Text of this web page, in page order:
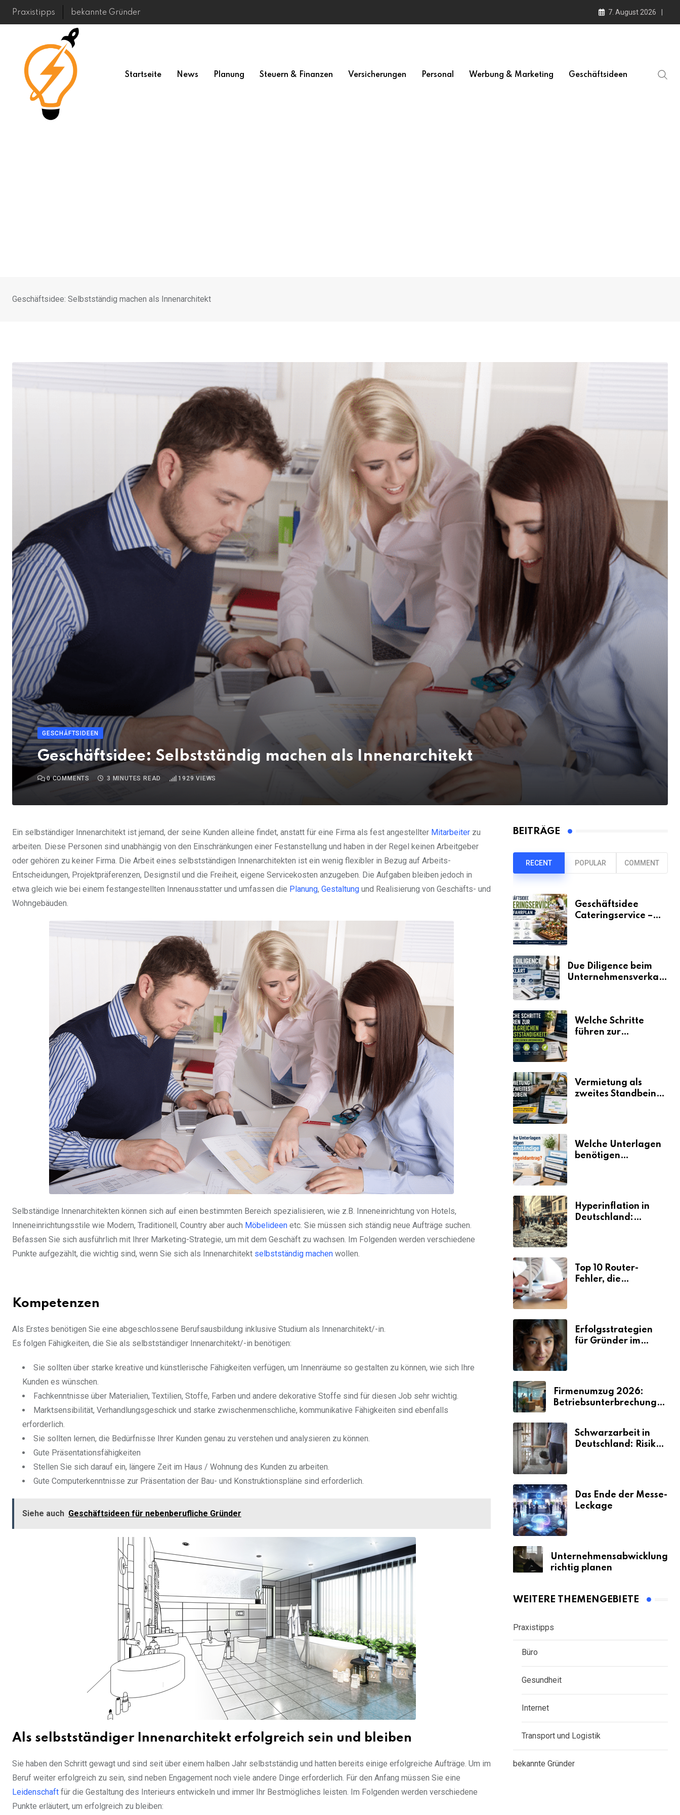
Skip
Praxistipps bekannte Gründer 7. August 2026
Startseite News Planung Steuern & Finanzen Versicherungen Personal Werbung & Marketing Geschäftsideen
Geschäftsidee: Selbstständig machen als Innenarchitekt
GESCHÄFTSIDEEN
Geschäftsidee: Selbstständig machen als Innenarchitekt
0COMMENTS 3 MINUTES READ 1929 VIEWS
Ein selbständiger Innenarchitekt ist jemand, der seine Kunden alleine findet, anstatt für eine Firma als fest angestellter Mitarbeiter zu
arbeiten. Diese Personen sind unabhängig von den Einschränkungen einer Festanstellung und haben in der Regel keinen Arbeitgeber
oder gehören zu keiner Firma. Die Arbeit eines selbstständigen Innenarchitekten ist ein wenig flexibler in Bezug auf Arbeits-
Entscheidungen, Projektpräferenzen, Designstil und die Freiheit, eigene Servicekosten anzugeben. Die Aufgaben bleiben jedoch in
etwa gleich wie bei einem festangestellten Innenausstatter und umfassen die Planung, Gestaltung und Realisierung von Geschäfts- und
Wohngebäuden.
Selbständige Innenarchitekten können sich auf einen bestimmten Bereich spezialisieren, wie z.B. Inneneinrichtung von Hotels,
Inneneinrichtungsstile wie Modern, Traditionell, Country aber auch Möbelideen etc. Sie müssen sich ständig neue Aufträge suchen.
Befassen Sie sich ausführlich mit Ihrer Marketing-Strategie, um mit dem Geschäft zu wachsen. Im Folgenden werden verschiedene
Punkte aufgezählt, die wichtig sind, wenn Sie sich als Innenarchitekt selbstständig machen wollen.
Kompetenzen
Als Erstes benötigen Sie eine abgeschlossene Berufsausbildung inklusive Studium als Innenarchitekt/-in.
Es folgen Fähigkeiten, die Sie als selbstständiger Innenarchitekt/-in benötigen:
Sie sollten über starke kreative und künstlerische Fähigkeiten verfügen, um Innenräume so gestalten zu können, wie sich Ihre
Kunden es wünschen.
Fachkenntnisse über Materialien, Textilien, Stoffe, Farben und andere dekorative Stoffe sind für diesen Job sehr wichtig.
Marktsensibilität, Verhandlungsgeschick und starke zwischenmenschliche, kommunikative Fähigkeiten sind ebenfalls
erforderlich.
Sie sollten lernen, die Bedürfnisse Ihrer Kunden genau zu verstehen und analysieren zu können.
Gute Präsentationsfähigkeiten
Stellen Sie sich darauf ein, längere Zeit im Haus / Wohnung des Kunden zu arbeiten.
Gute Computerkenntnisse zur Präsentation der Bau- und Konstruktionspläne sind erforderlich.
Siehe auch Geschäftsideen für nebenberufliche Gründer
Als selbstständiger Innenarchitekt erfolgreich sein und bleiben
Sie haben den Schritt gewagt und sind seit über einem halben Jahr selbstständig und hatten bereits einige erfolgreiche Aufträge. Um im
Beruf weiter erfolgreich zu sein, sind neben Engagement noch viele andere Dinge erforderlich. Für den Anfang müssen Sie eine
Leidenschaft für die Gestaltung des Interieurs entwickeln und immer Ihr Bestmögliches leisten. Im Folgenden werden verschiedene
Punkte erläutert, um erfolgreich zu bleiben:
BEITRÄGE
RECENT POPULAR COMMENT
Geschäftsidee
Cateringservice –
Due Diligence beim
Unternehmensverkauf
Welche Schritte
führen zur
Vermietung als
zweites Standbein:
Umsätze machen
Welche Unterlagen
benötigen
Hyperinflation in
Deutschland:
Top 10 Router-
Fehler, die
Erfolgsstrategien
für Gründer im
Firmenumzug 2026:
Betriebsunterbrechungen
Schwarzarbeit in
Deutschland: Risiken
Das Ende der Messe-
Leckage
Unternehmensabwicklung
richtig planen
WEITERE THEMENGEBIETE
Praxistipps
Büro
Gesundheit
Internet
Transport und Logistik
bekannte Gründer